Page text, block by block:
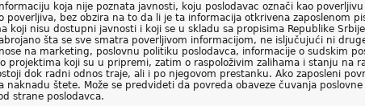
koja nije poznata javnosti, koju poslodavac označi kao
bez obzira na to da li je ta informacija otkrivena zaposlenom
koji nisu dostupni javnosti i koji se u skladu sa propisima Republike
šta se sve smatra poverljivom informacijom, ne isljučujući ni
na marketing, poslovnu politiku poslodavca, informacije o sudskim
projektima koji su u pripremi, zatim o raspoloživim zalihama i stanju na
dok radni odnos traje, ali i po njegovom prestanku. Ako zaposleni
naknadu štete. Može se predvideti da povreda obaveze čuvanja
strane poslodavca.